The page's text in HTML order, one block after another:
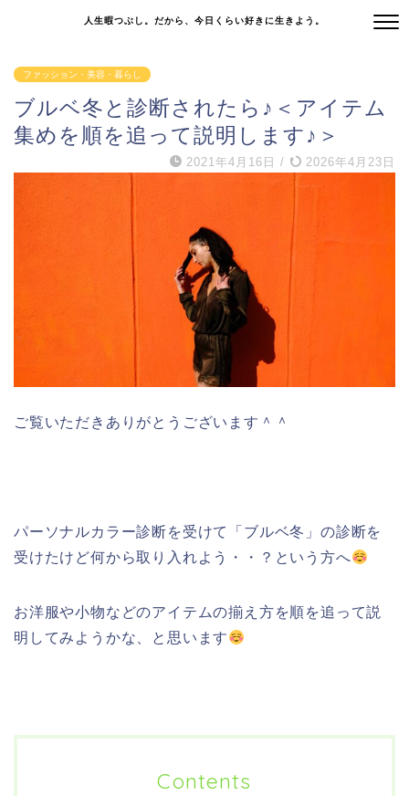
人生暇つぶし。だから、今日くらい好きに生きよう。
ファッション・美容・暮らし
ブルベ冬と診断されたら♪＜アイテム
集めを順を追って説明します♪＞
2021年4月16日 / 2026年4月23日
ご覧いただきありがとうございます＾＾
パーソナルカラー診断を受けて「ブルベ冬」の診断を
受けたけど何から取り入れよう・・？という方へ
お洋服や小物などのアイテムの揃え方を順を追って説
明してみようかな、と思います
Contents